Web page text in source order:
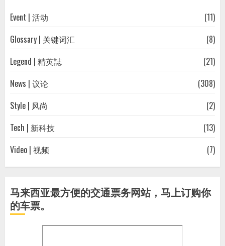
Event | 活动
(11)
Glossary | 关键词汇
(8)
Legend | 精英誌
(21)
News | 议论
(308)
Style | 风尚
(2)
Tech | 新科技
(13)
Video | 视频
(7)
马来西亚最方便的交通票务网站，马上订购你
的车票。